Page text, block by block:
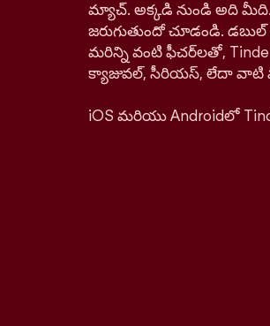
మ్యాచ్. అక్కడి నుండి అది
జరుగుతుందో చూడండి.
మరిన్ని వంటి ఫీచర్‌లతో,
క్యాజువల్, సీరియస్, లేదా
iOS మరియు Androidలో